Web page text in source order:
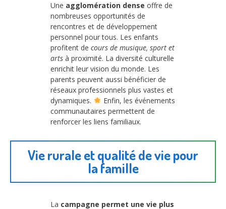
Une agglomération dense offre de
nombreuses opportunités de
rencontres et de développement
personnel pour tous. Les enfants
profitent de cours de musique, sport et
arts à proximité. La diversité culturelle
enrichit leur vision du monde. Les
parents peuvent aussi bénéficier de
réseaux professionnels plus vastes et
dynamiques.
Enfin, les événements
communautaires permettent de
renforcer les liens familiaux.
Vie rurale et qualité de vie pour
la famille
La campagne permet une vie plus